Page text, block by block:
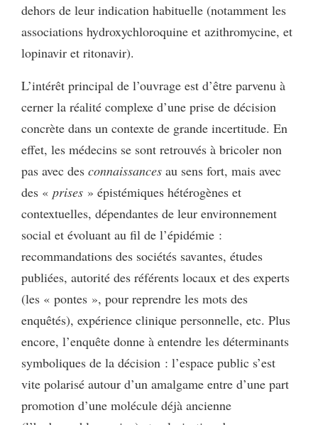
dehors de leur indication habituelle (notamment les
associations hydroxychloroquine et azithromycine, et
lopinavir et ritonavir).
L’intérêt principal de l’ouvrage est d’être parvenu à
cerner la réalité complexe d’une prise de décision
concrète dans un contexte de grande incertitude. En
effet, les médecins se sont retrouvés à bricoler non
pas avec des connaissances au sens fort, mais avec
des « prises » épistémiques hétérogènes et
contextuelles, dépendantes de leur environnement
social et évoluant au fil de l’épidémie :
recommandations des sociétés savantes, études
publiées, autorité des référents locaux et des experts
(les « pontes », pour reprendre les mots des
enquêtés), expérience clinique personnelle, etc. Plus
encore, l’enquête donne à entendre les déterminants
symboliques de la décision : l’espace public s’est
vite polarisé autour d’un amalgame entre d’une part
promotion d’une molécule déjà ancienne